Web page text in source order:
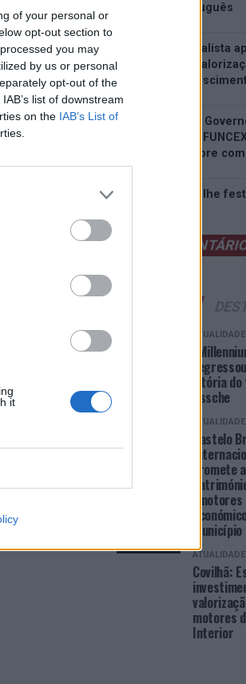
of your personal or
opt-out section to
you may
by us or personal
opt-out of the
list of downstream
on the IAB’s List of
it
município português
Covilhã: Especialista
estrangeiro e
motores do
Rio de Janeiro:
parceria com a
inteligência sobre
Esposende acolhe
ATUALIDADE
vitória
Assche
ATUALIDADE
Castelo
ATUALIDADE
Covilhã:
motores
Interior